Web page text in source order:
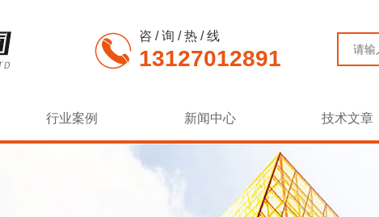
咨 / 询 / 热 / 线
13127012891
行业案例 新闻中心 技术文章